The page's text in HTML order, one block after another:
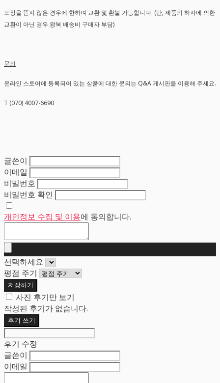
포장을 뜯지 않은 경우에 한하여 교환 및 환불 가능합니다. (단, 제품의 하자에 의한
교환이 아닌 경우 왕복 배송비 구매자 부담)
문의
온라인 스토어에 등록되어 있는 상품에 대한 문의는 Q&A 게시판을 이용해 주세요.
T (070) 4007-6690
글쓴이
이메일
비밀번호
비밀번호 확인
개인정보 수집 및 이용에 동의합니다.
선택하세요
평점 주기
저장하기
사진 후기만 보기
작성된 후기가 없습니다.
후기 쓰기
후기 수정
글쓴이
이메일